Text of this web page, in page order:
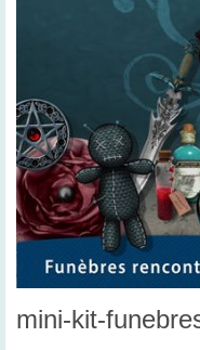
mini-kit-